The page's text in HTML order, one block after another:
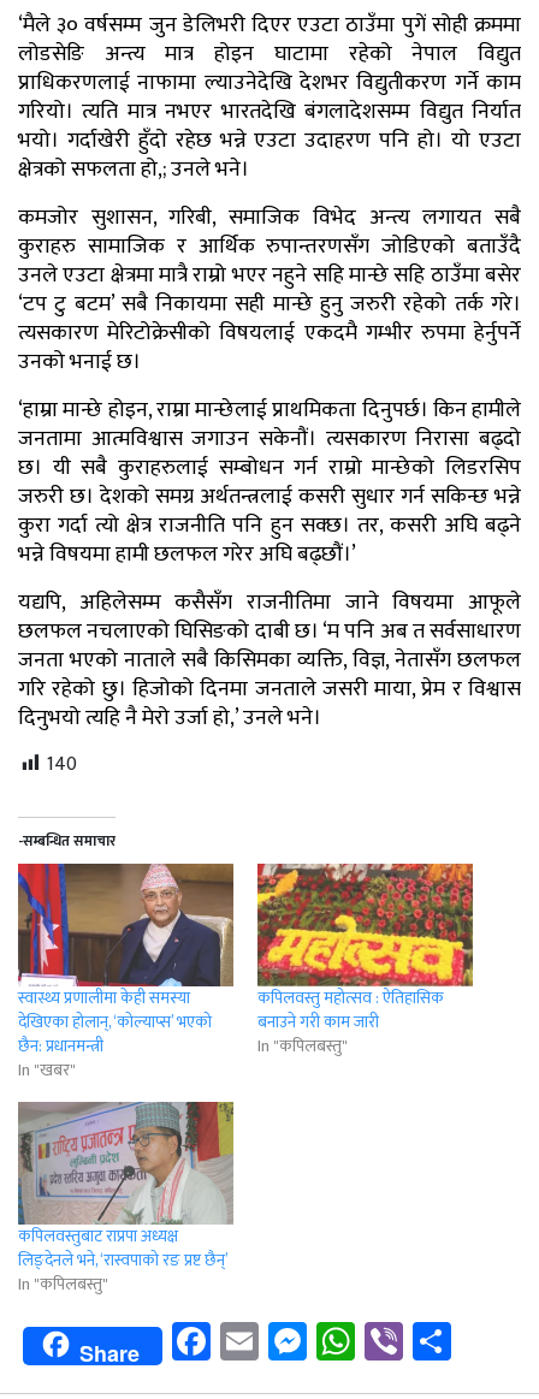
‘मैले ३० वर्षसम्म जुन डेलिभरी दिएर एउटा ठाउँमा पुगें सोही क्रममा
लोडसेङि अन्त्य मात्र होइन घाटामा रहेको नेपाल विद्युत
प्राधिकरणलाई नाफामा ल्याउनेदेखि देशभर विद्युतीकरण गर्ने काम
गरियो। त्यति मात्र नभएर भारतदेखि बंगलादेशसम्म विद्युत निर्यात
भयो। गर्दाखेरी हुँदो रहेछ भन्ने एउटा उदाहरण पनि हो। यो एउटा
क्षेत्रको सफलता हो,; उनले भने।
कमजोर सुशासन, गरिबी, समाजिक विभेद अन्त्य लगायत सबै
कुराहरु सामाजिक र आर्थिक रुपान्तरणसँग जोडिएको बताउँदै
उनले एउटा क्षेत्रमा मात्रै राम्रो भएर नहुने सहि मान्छे सहि ठाउँमा बसेर
‘टप टु बटम’ सबै निकायमा सही मान्छे हुनु जरुरी रहेको तर्क गरे।
त्यसकारण मेरिटोक्रेसीको विषयलाई एकदमै गम्भीर रुपमा हेर्नुपर्ने
उनको भनाई छ।
‘हाम्रा मान्छे होइन, राम्रा मान्छेलाई प्राथमिकता दिनुपर्छ। किन हामीले
जनतामा आत्मविश्वास जगाउन सकेनौं। त्यसकारण निरासा बढ्दो
छ। यी सबै कुराहरुलाई सम्बोधन गर्न राम्रो मान्छेको लिडरसिप
जरुरी छ। देशको समग्र अर्थतन्त्रलाई कसरी सुधार गर्न सकिन्छ भन्ने
कुरा गर्दा त्यो क्षेत्र राजनीति पनि हुन सक्छ। तर, कसरी अघि बढ्ने
भन्ने विषयमा हामी छलफल गरेर अघि बढ्छौं।’
यद्यपि, अहिलेसम्म कसैसँग राजनीतिमा जाने विषयमा आफूले
छलफल नचलाएको घिसिङको दाबी छ। ‘म पनि अब त सर्वसाधारण
जनता भएको नाताले सबै किसिमका व्यक्ति, विज्ञ, नेतासँग छलफल
गरि रहेको छु। हिजोको दिनमा जनताले जसरी माया, प्रेम र विश्वास
दिनुभयो त्यहि नै मेरो उर्जा हो,’ उनले भने।
140
-सम्बन्धित समाचार
स्वास्थ्य प्रणालीमा केही समस्या
देखिएका होलान्, ‘कोल्याप्स’ भएको
छैन: प्रधानमन्त्री
In "खबर"
कपिलवस्तु महोत्सव : ऐतिहासिक
बनाउने गरी काम जारी
In "कपिलबस्तु"
कपिलवस्तुबाट राप्रपा अध्यक्ष
लिङ्देनले भने, ‘रास्वपाको रङ प्रष्ट छैन्’
In "कपिलबस्तु"
Share Facebook
EmailMessenger
WhatsApp
Viber